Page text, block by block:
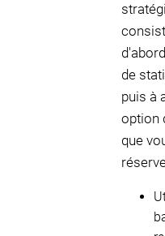
de
puis à
option
que